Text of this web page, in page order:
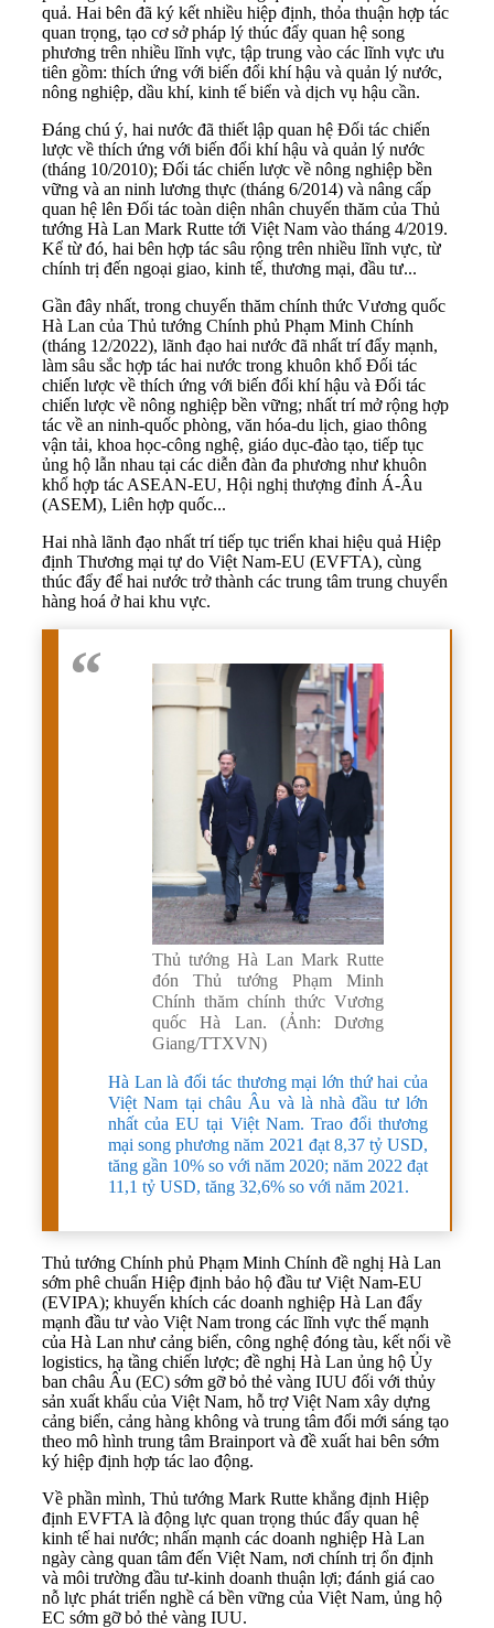
quả. Hai bên đã ký kết nhiều hiệp định, thỏa thuận hợp tác
quan trọng, tạo cơ sở pháp lý thúc đẩy quan hệ song
phương trên nhiều lĩnh vực, tập trung vào các lĩnh vực ưu
tiên gồm: thích ứng với biến đổi khí hậu và quản lý nước,
nông nghiệp, dầu khí, kinh tế biển và dịch vụ hậu cần.
Đáng chú ý, hai nước đã thiết lập quan hệ Đối tác chiến
lược về thích ứng với biến đổi khí hậu và quản lý nước
(tháng 10/2010); Đối tác chiến lược về nông nghiệp bền
vững và an ninh lương thực (tháng 6/2014) và nâng cấp
quan hệ lên Đối tác toàn diện nhân chuyến thăm của Thủ
tướng Hà Lan Mark Rutte tới Việt Nam vào tháng 4/2019.
Kể từ đó, hai bên hợp tác sâu rộng trên nhiều lĩnh vực, từ
chính trị đến ngoại giao, kinh tế, thương mại, đầu tư...
Gần đây nhất, trong chuyến thăm chính thức Vương quốc
Hà Lan của Thủ tướng Chính phủ Phạm Minh Chính
(tháng 12/2022), lãnh đạo hai nước đã nhất trí đẩy mạnh,
làm sâu sắc hợp tác hai nước trong khuôn khổ Đối tác
chiến lược về thích ứng với biến đổi khí hậu và Đối tác
chiến lược về nông nghiệp bền vững; nhất trí mở rộng hợp
tác về an ninh-quốc phòng, văn hóa-du lịch, giao thông
vận tải, khoa học-công nghệ, giáo dục-đào tạo, tiếp tục
ủng hộ lẫn nhau tại các diễn đàn đa phương như khuôn
khổ hợp tác ASEAN-EU, Hội nghị thượng đỉnh Á-Âu
(ASEM), Liên hợp quốc...
Hai nhà lãnh đạo nhất trí tiếp tục triển khai hiệu quả Hiệp
định Thương mại tự do Việt Nam-EU (EVFTA), cùng
thúc đẩy để hai nước trở thành các trung tâm trung chuyển
hàng hoá ở hai khu vực.
Thủ tướng Hà Lan Mark Rutte
đón Thủ tướng Phạm Minh
Chính thăm chính thức Vương
quốc Hà Lan. (Ảnh: Dương
Giang/TTXVN)
Hà Lan là đối tác thương mại lớn thứ hai của
Việt Nam tại châu Âu và là nhà đầu tư lớn
nhất của EU tại Việt Nam. Trao đổi thương
mại song phương năm 2021 đạt 8,37 tỷ USD,
tăng gần 10% so với năm 2020; năm 2022 đạt
11,1 tỷ USD, tăng 32,6% so với năm 2021.
Thủ tướng Chính phủ Phạm Minh Chính đề nghị Hà Lan
sớm phê chuẩn Hiệp định bảo hộ đầu tư Việt Nam-EU
(EVIPA); khuyến khích các doanh nghiệp Hà Lan đẩy
mạnh đầu tư vào Việt Nam trong các lĩnh vực thế mạnh
của Hà Lan như cảng biển, công nghệ đóng tàu, kết nối về
logistics, hạ tầng chiến lược; đề nghị Hà Lan ủng hộ Ủy
ban châu Âu (EC) sớm gỡ bỏ thẻ vàng IUU đối với thủy
sản xuất khẩu của Việt Nam, hỗ trợ Việt Nam xây dựng
cảng biển, cảng hàng không và trung tâm đổi mới sáng tạo
theo mô hình trung tâm Brainport và đề xuất hai bên sớm
ký hiệp định hợp tác lao động.
Về phần mình, Thủ tướng Mark Rutte khẳng định Hiệp
định EVFTA là động lực quan trọng thúc đẩy quan hệ
kinh tế hai nước; nhấn mạnh các doanh nghiệp Hà Lan
ngày càng quan tâm đến Việt Nam, nơi chính trị ổn định
và môi trường đầu tư-kinh doanh thuận lợi; đánh giá cao
nỗ lực phát triển nghề cá bền vững của Việt Nam, ủng hộ
EC sớm gỡ bỏ thẻ vàng IUU.